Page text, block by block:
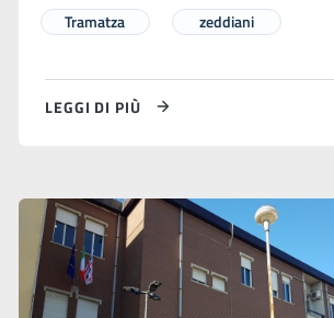
Tramatza
zeddiani
LEGGI DI PIÙ